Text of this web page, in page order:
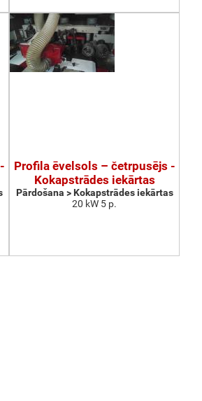
Profila ēvelsols – četrpusējs -
Kokapstrādes iekārtas
Pārdošana > Kokapstrādes iekārtas
20 kW 5 p.